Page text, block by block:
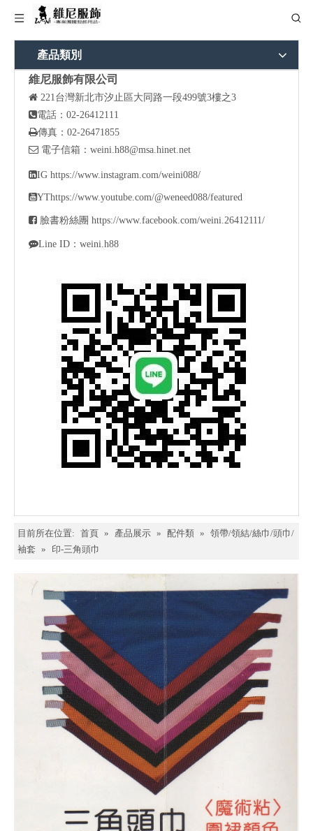
產品類別
維尼服飾有限公司
 221台灣新北市汐止區大同路一段499號3樓之3
電話：02-26412111
傳真：02-26471855
 電子信箱： weini.h88@msa.hinet.net
IG https://www.instagram.com/weini088/
YThttps://www.youtube.com/@weneed088/featured
 臉書粉絲團 https://www.facebook.com/weini.26412111/
Line ID：weini.h88
目前所在位置: 首頁 » 產品展示 » 配件類 » 領帶/領結/絲巾/頭巾/
袖套 » 印-三角頭巾